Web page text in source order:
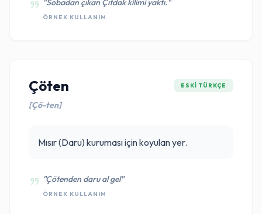
"Sobadan çıkan Çıtdak kilimi yaktı."
ÖRNEK KULLANIM
Çöten
[Çö-ten]
ESKI TÜRKÇE
Mısır (Daru) kuruması için koyulan yer.
"Çötenden daru al gel"
ÖRNEK KULLANIM